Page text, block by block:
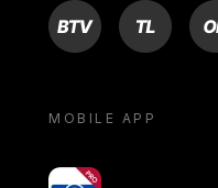
BTV TL ON
MOBILE APP
yoU@B